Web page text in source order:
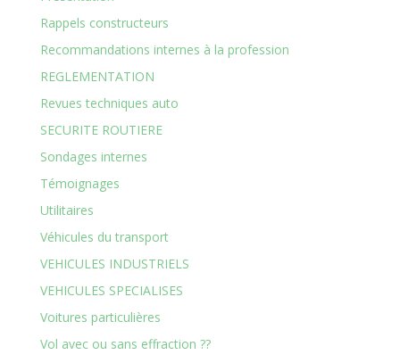
Rappels constructeurs
Recommandations internes à la profession
REGLEMENTATION
Revues techniques auto
SECURITE ROUTIERE
Sondages internes
Témoignages
Utilitaires
Véhicules du transport
VEHICULES INDUSTRIELS
VEHICULES SPECIALISES
Voitures particulières
Vol avec ou sans effraction ??